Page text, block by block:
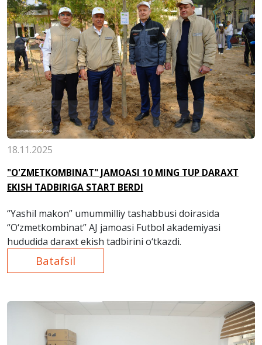
18.11.2025
"O'ZMETKOMBINAT" JAMOASI 10 MING TUP DARAXT
EKISH TADBIRIGA START BERDI
“Yashil makon” umummilliy tashabbusi doirasida
“O‘zmetkombinat” AJ jamoasi Futbol akademiyasi
hududida daraxt ekish tadbirini o‘tkazdi.
Batafsil